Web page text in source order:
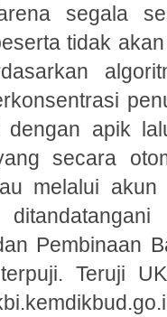
segala
tidak
apik
secara
melalui
Pembinaan
Teruji